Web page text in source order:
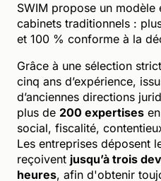
SWIM propose un modèle
cabinets traditionnels :
et 100 % conforme à la
Grâce à une sélection
cinq ans d’expérience,
d’anciennes directions
plus de 200 expertises
social, fiscalité,
Les entreprises déposent
reçoivent jusqu’à trois
heures, afin d'obtenir